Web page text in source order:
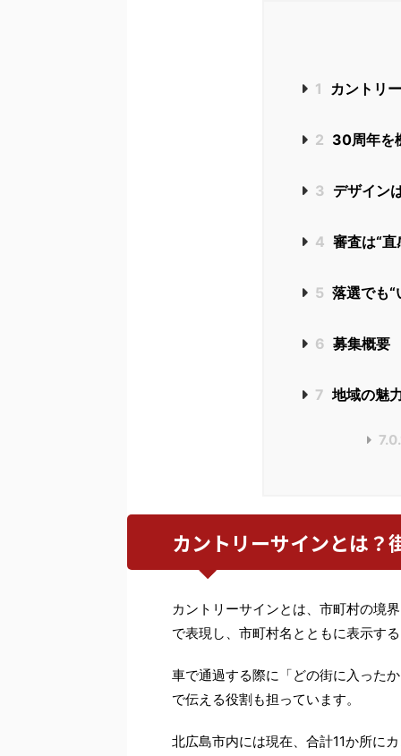
1 カントリ
2 30周年を
3 デザイン
4 審査は“
5 落選でも“
6 募集概要
7 地域の魅
カントリーサインとは？
カントリーサインとは、市町村の境
で表現し、市町村名とともに表示する
車で通過する際に「どの街に入った
で伝える役割も担っています。
北広島市内には現在、合計11か所に